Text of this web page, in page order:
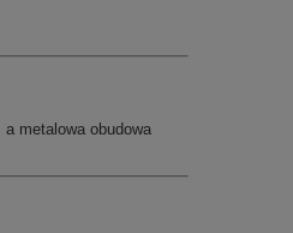
metalowa obudowa